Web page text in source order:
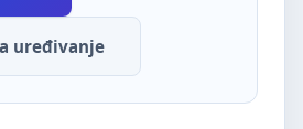
uređivanje